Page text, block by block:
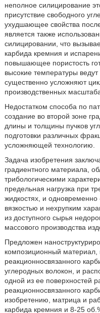
неполное силицирование
присутствие свободного
ухудшающее свойства
является также
силицировании, что
карбида кремния и
повышающее пористость
высокие температуры
существенно усложняют
производственных
Недостатком способа по
создание во второй зоне
длины и толщины пучков
подготовки различных
усложняющей технологию.
Задача изобретения
градиентного материала,
трибологическими
предельная нагрузка при
жидкостях, и
вязкостью и нехрупким
из доступного сырья
массового производства
Предложен
композиционный
реакционносвязанного
углеродных волокон, и
одной из ее поверхностей
реакционносвязанного
изобретению, матрица и
карбида кремния и 8-25